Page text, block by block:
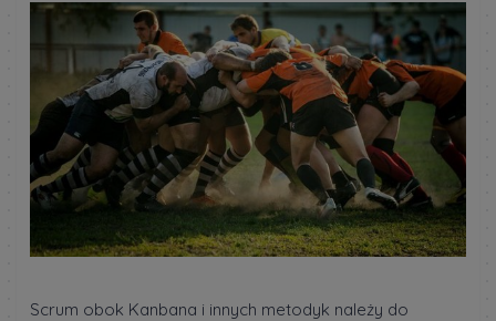
Scrum obok Kanbana i innych metodyk należy do